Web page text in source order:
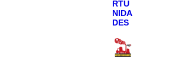
RTU
NIDA
DES